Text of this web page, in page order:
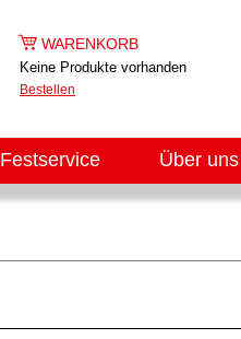
WARENKORB
Keine Produkte vorhanden
Bestellen
Festservice Über uns